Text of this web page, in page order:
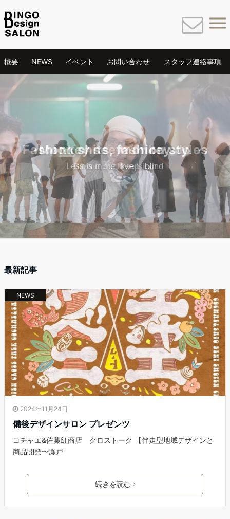
概要 NEWS イベント お問い合わせ スタッフ連絡事項
Monkey see,monkey do
Less is more,love is blind
Fashion shits, fashion styles
Blow it out, keep it in
最新記事
NEWS
2024年11月24日
備後デザインサロン プレゼンツ
コチャエ&佐藤紅商店 クロストーク 【伴走型地域デザインと
商品開発〜瀬戸
続きを読む